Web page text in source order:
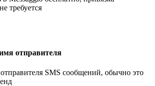
требуется
отправителя
SMS сообщений, обычно это